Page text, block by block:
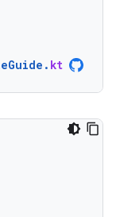
. kt